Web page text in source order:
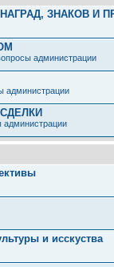
ЗНАКОВ И
администрации
администрации
администрации
и исскуства